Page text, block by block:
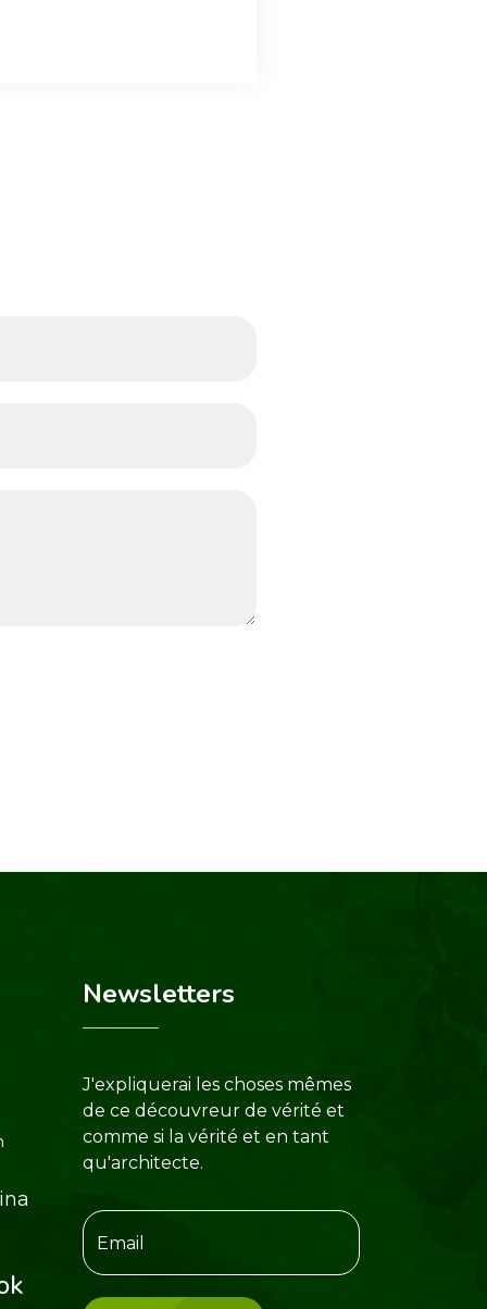
Newsletters
J'expliquerai les choses mêmes
de ce découvreur de vérité et
comme si la vérité et en tant
qu'architecte.